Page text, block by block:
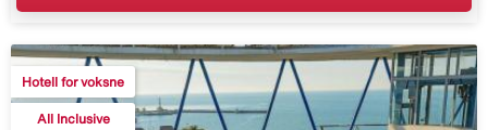
Hotell for voksne
All Inclusive